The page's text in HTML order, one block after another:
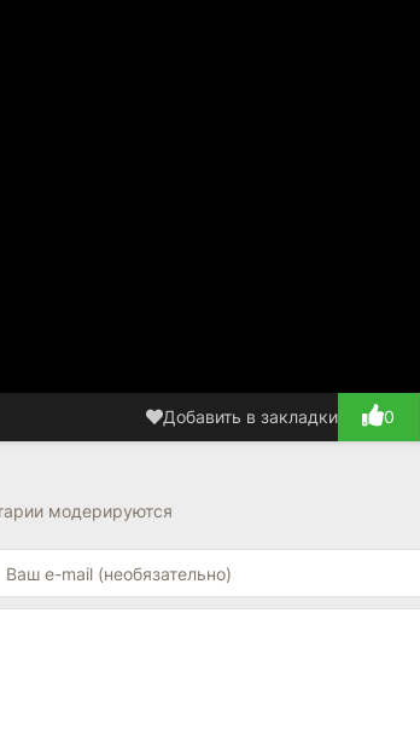
Добавить в закладки 0
модерируются